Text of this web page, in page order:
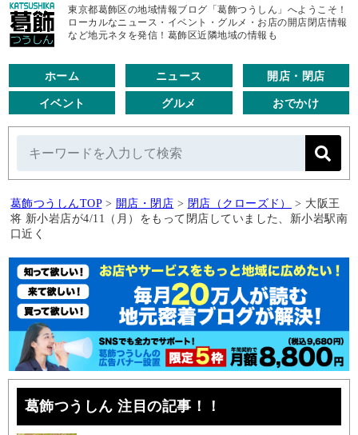
東京都葛飾区の地域情報ブログ「葛飾つうしん」へようこそ！
ローカルなニュース・イベント・グルメ・お店の開店閉店情報
など地元ネタを発信！葛飾区近隣地域の情報も
ホーム ニュース 開店・閉店
イベント グルメ おでかけ
葛飾つうしんTOP > 開店・閉店 > 閉店（クローズド） > 大阪王
将 新小岩店が4/11（月）をもって閉店していました、新小岩駅南
口近く
葛飾つうしん 注目の記事！！